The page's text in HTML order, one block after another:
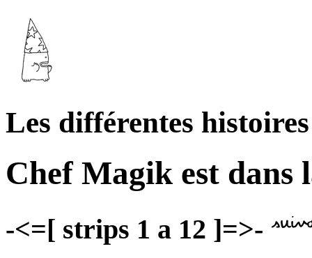
Les différentes histoires
Chef Magik est dans
-<=[ strips 1 a 12 ]=>-